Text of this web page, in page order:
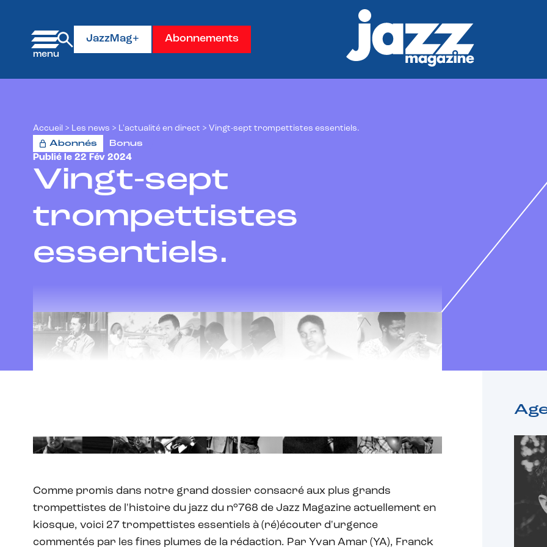
JazzMag+ Abonnements
Accueil > Les news > L'actualité en direct > Vingt-sept trompettistes essentiels.
Abonnés
Bonus
Publié le 22 Fév 2024
Vingt-sept
trompettistes
essentiels.
Comme promis dans notre grand dossier consacré aux plus grands
trompettistes de l'histoire du jazz du n°768 de Jazz Magazine actuellement en
kiosque, voici 27 trompettistes essentiels à (ré)écouter d'urgence
commentés par les fines plumes de la rédaction. Par Yvan Amar (YA), Franck